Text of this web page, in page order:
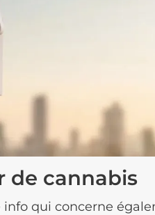
de cannabis
qui concerne